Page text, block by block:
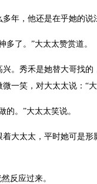
，他还是在乎她的说
了。”大太太赞赏道。
秀禾是她替大哥找的
一笑，对大太太说：
。”大太太笑说。
太太，平时她可是形
反应过来。